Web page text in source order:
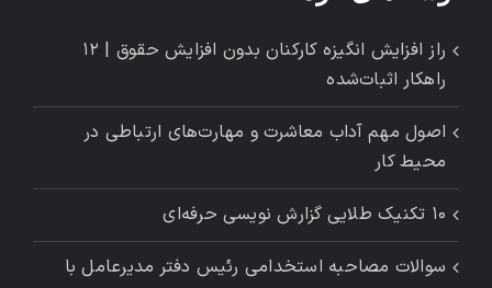
راز افزایش انگیزه کارکنان بدون افزایش حقوق | ۱۲
راهکار اثبات‌شده
اصول مهم آداب معاشرت و مهارت‌های ارتباطی در
محیط کار
۱۰ تکنیک طلایی گزارش ‌نویسی حرفه‌ای
سوالات مصاحبه استخدامی رئیس دفتر مدیرعامل با